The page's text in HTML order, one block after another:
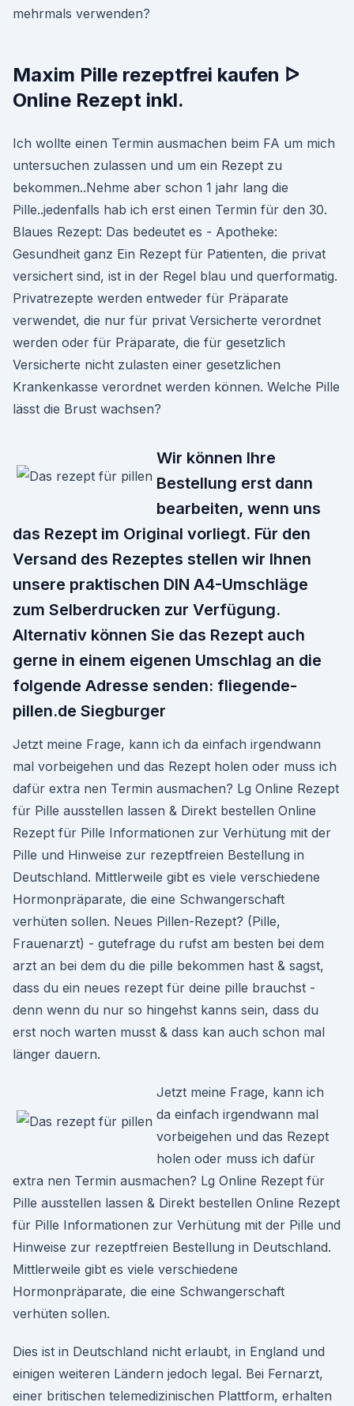
mehrmals verwenden?
Maxim Pille rezeptfrei kaufen ᐅ
Online Rezept inkl.
Ich wollte einen Termin ausmachen beim FA um mich
untersuchen zulassen und um ein Rezept zu
bekommen..Nehme aber schon 1 jahr lang die
Pille..jedenfalls hab ich erst einen Termin für den 30.
Blaues Rezept: Das bedeutet es - Apotheke:
Gesundheit ganz Ein Rezept für Patienten, die privat
versichert sind, ist in der Regel blau und querformatig.
Privatrezepte werden entweder für Präparate
verwendet, die nur für privat Versicherte verordnet
werden oder für Präparate, die für gesetzlich
Versicherte nicht zulasten einer gesetzlichen
Krankenkasse verordnet werden können. Welche Pille
lässt die Brust wachsen?
Wir können Ihre
Bestellung erst dann
bearbeiten, wenn uns
das Rezept im Original vorliegt. Für den
Versand des Rezeptes stellen wir Ihnen
unsere praktischen DIN A4-Umschläge
zum Selberdrucken zur Verfügung.
Alternativ können Sie das Rezept auch
gerne in einem eigenen Umschlag an die
folgende Adresse senden: fliegende-
pillen.de Siegburger
Jetzt meine Frage, kann ich da einfach irgendwann
mal vorbeigehen und das Rezept holen oder muss ich
dafür extra nen Termin ausmachen? Lg Online Rezept
für Pille ausstellen lassen & Direkt bestellen Online
Rezept für Pille Informationen zur Verhütung mit der
Pille und Hinweise zur rezeptfreien Bestellung in
Deutschland. Mittlerweile gibt es viele verschiedene
Hormonpräparate, die eine Schwangerschaft
verhüten sollen. Neues Pillen-Rezept? (Pille,
Frauenarzt) - gutefrage du rufst am besten bei dem
arzt an bei dem du die pille bekommen hast & sagst,
dass du ein neues rezept für deine pille brauchst -
denn wenn du nur so hingehst kanns sein, dass du
erst noch warten musst & dass kan auch schon mal
länger dauern.
Jetzt meine Frage, kann ich
da einfach irgendwann mal
vorbeigehen und das Rezept
holen oder muss ich dafür
extra nen Termin ausmachen? Lg Online Rezept für
Pille ausstellen lassen & Direkt bestellen Online Rezept
für Pille Informationen zur Verhütung mit der Pille und
Hinweise zur rezeptfreien Bestellung in Deutschland.
Mittlerweile gibt es viele verschiedene
Hormonpräparate, die eine Schwangerschaft
verhüten sollen.
Dies ist in Deutschland nicht erlaubt, in England und
einigen weiteren Ländern jedoch legal. Bei Fernarzt,
einer britischen telemedizinischen Plattform, erhalten